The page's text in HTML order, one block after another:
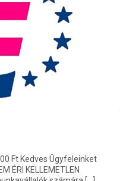
Ft Kedves Ügyfeleinket
ÉRI KELLEMETLEN